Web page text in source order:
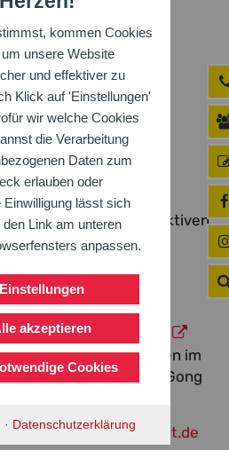
kommen Cookies
unsere Website
und effektiver zu
Klick auf 'Einstellungen'
wir welche Cookies
die Verarbeitung
Daten zum
erlauben oder
Einwilligung lässt sich
Link am unteren
anpassen.
Einstellungen
akzeptieren
Cookies
· Datenschutzerklärung
hochstetten.de
Vortrag und
und aktiven
joehlingen.de
-www.sg-ka.de
mit Trainingseinheiten im
QiGong, Sitz-QiGong
turnerschaft.de